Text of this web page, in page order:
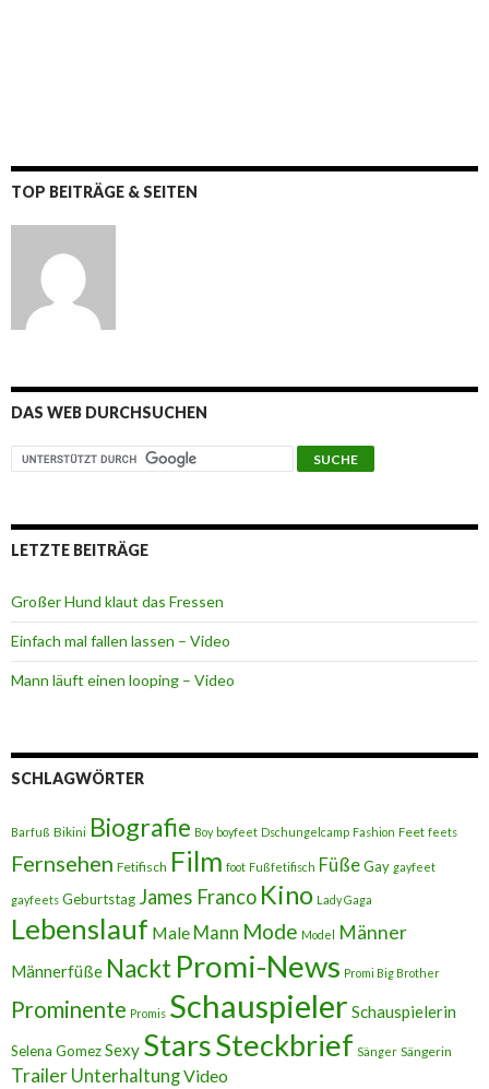
TOP BEITRÄGE & SEITEN
DAS WEB DURCHSUCHEN
LETZTE BEITRÄGE
Großer Hund klaut das Fressen
Einfach mal fallen lassen – Video
Mann läuft einen looping – Video
SCHLAGWÖRTER
Barfuß Bikini Biografie Boy boyfeet Dschungelcamp Fashion Feet feets
Fernsehen Fetifisch Film foot Fußfetifisch FüßeGay gayfeet
gayfeets Geburtstag James Franco Kino Lady Gaga
Lebenslauf Male Mann Mode Model Männer
Männerfüße Nackt Promi-News Promi Big Brother
Prominente Promis Schauspieler Schauspielerin
Selena GomezSexy StarsSteckbrief Sänger Sängerin
Trailer UnterhaltungVideo